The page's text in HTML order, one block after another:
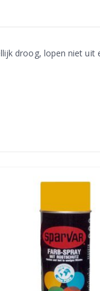
droog, lopen niet uit